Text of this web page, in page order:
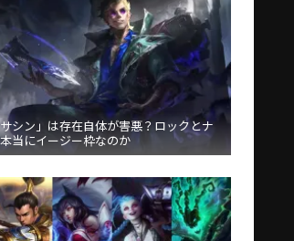
シン」は存在自体が害悪？ロックとナ
当にイージー枠なのか